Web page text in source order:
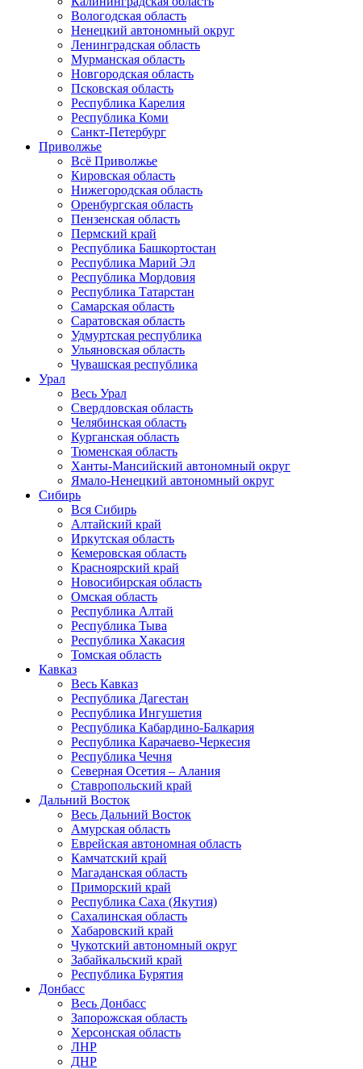
Вологодская область
Ненецкий автономный округ
Ленинградская область
Мурманская область
Новгородская область
Псковская область
Республика Карелия
Республика Коми
Санкт-Петербург
Приволжье
Всё Приволжье
Кировская область
Нижегородская область
Оренбургская область
Пензенская область
Пермский край
Республика Башкортостан
Республика Марий Эл
Республика Мордовия
Республика Татарстан
Самарская область
Саратовская область
Удмуртская республика
Ульяновская область
Чувашская республика
Урал
Весь Урал
Свердловская область
Челябинская область
Курганская область
Тюменская область
Ханты-Мансийский автономный округ
Ямало-Ненецкий автономный округ
Сибирь
Вся Сибирь
Алтайский край
Иркутская область
Кемеровская область
Красноярский край
Новосибирская область
Омская область
Республика Алтай
Республика Тыва
Республика Хакасия
Томская область
Кавказ
Весь Кавказ
Республика Дагестан
Республика Ингушетия
Республика Кабардино-Балкария
Республика Карачаево-Черкесия
Республика Чечня
Северная Осетия – Алания
Ставропольский край
Дальний Восток
Весь Дальний Восток
Амурская область
Еврейская автономная область
Камчатский край
Магаданская область
Приморский край
Республика Саха (Якутия)
Сахалинская область
Хабаровский край
Чукотский автономный округ
Забайкальский край
Республика Бурятия
Донбасс
Весь Донбасс
Запорожская область
Херсонская область
ЛНР
ДНР